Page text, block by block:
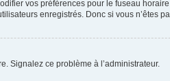
vos préférences pour le fuseau
enregistrés. Donc si vous n’êtes
Signalez ce problème à l’administrateur.